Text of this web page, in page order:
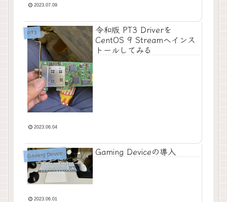
2023.07.09
PT3
令和版 PT3 Driverを
CentOS 9 Streamへインス
トールしてみる
2023.06.04
Gaming Device Gaming Deviceの導入
2023.06.01